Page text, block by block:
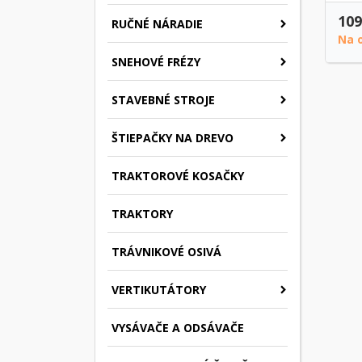
RUČNÉ NÁRADIE
SNEHOVÉ FRÉZY
STAVEBNÉ STROJE
ŠTIEPAČKY NA DREVO
TRAKTOROVÉ KOSAČKY
TRAKTORY
TRÁVNIKOVÉ OSIVÁ
VERTIKUTÁTORY
VYSÁVAČE A ODSÁVAČE
Na